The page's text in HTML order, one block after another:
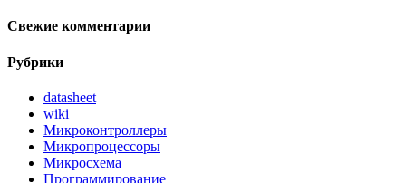
Свежие комментарии
Рубрики
datasheet
wiki
Микроконтроллеры
Микропроцессоры
Микросхема
Программирование